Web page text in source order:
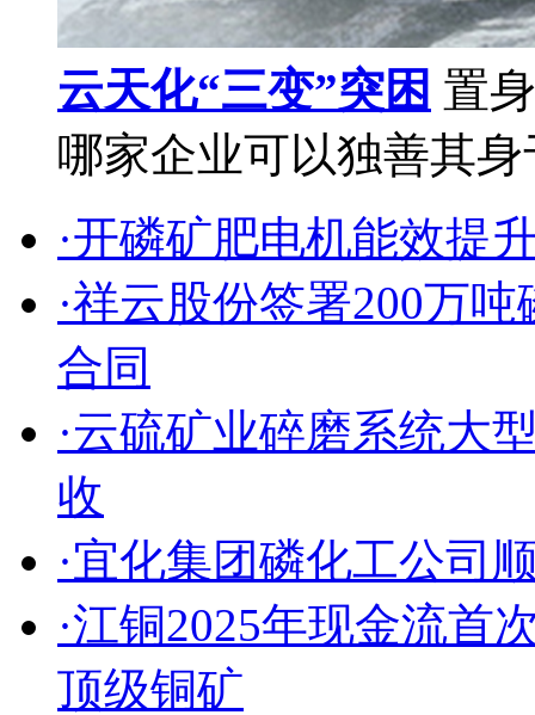
云天化“三变”突困 置
哪家企业可以独善其
·开磷矿肥电机能效提
·祥云股份签署200万
合同
·云硫矿业碎磨系统大
收
·宜化集团磷化工公司
·江铜2025年现金流首
顶级铜矿